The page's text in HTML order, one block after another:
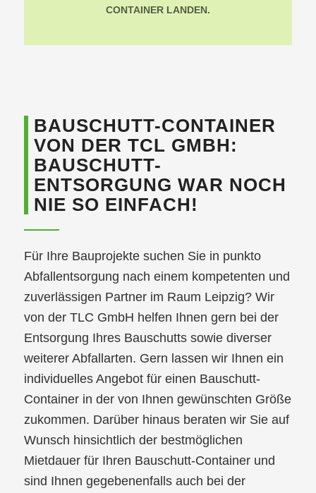
CONTAINER LANDEN.
BAUSCHUTT-CONTAINER
VON DER TCL GMBH:
BAUSCHUTT-
ENTSORGUNG WAR NOCH
NIE SO EINFACH!
Für Ihre Bauprojekte suchen Sie in punkto
Abfallentsorgung nach einem kompetenten und
zuverlässigen Partner im Raum Leipzig? Wir
von der TLC GmbH helfen Ihnen gern bei der
Entsorgung Ihres Bauschutts sowie diverser
weiterer Abfallarten. Gern lassen wir Ihnen ein
individuelles Angebot für einen Bauschutt-
Container in der von Ihnen gewünschten Größe
zukommen. Darüber hinaus beraten wir Sie auf
Wunsch hinsichtlich der bestmöglichen
Mietdauer für Ihren Bauschutt-Container und
sind Ihnen gegebenenfalls auch bei der